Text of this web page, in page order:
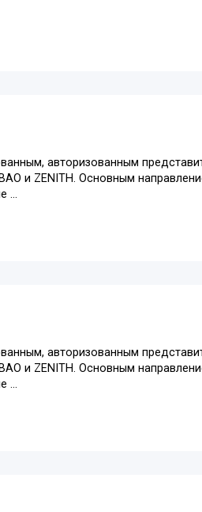
авторизованным
и ZENITH. Основным
...
авторизованным
и ZENITH. Основным
...